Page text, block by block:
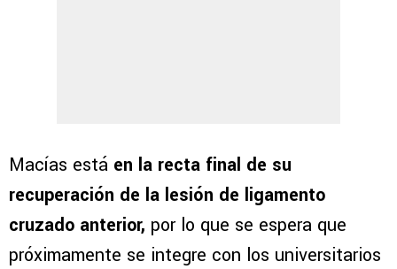
Macías está en la recta final de su
recuperación de la lesión de ligamento
cruzado anterior, por lo que se espera que
próximamente se integre con los universitarios